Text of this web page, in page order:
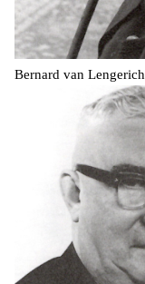
Bernard van Lengerich